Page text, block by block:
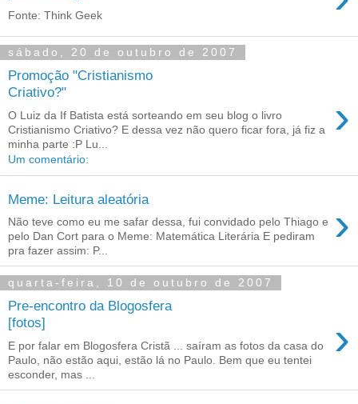
Fonte: Think Geek
sábado, 20 de outubro de 2007
Promoção "Cristianismo
Criativo?"
›
O Luiz da If Batista está sorteando em seu blog o livro
Cristianismo Criativo? E dessa vez não quero ficar fora, já fiz a
minha parte :P Lu...
Um comentário:
Meme: Leitura aleatória ›
Não teve como eu me safar dessa, fui convidado pelo Thiago e
pelo Dan Cort para o Meme: Matemática Literária E pediram
pra fazer assim: P...
quarta-feira, 10 de outubro de 2007
Pre-encontro da Blogosfera
[fotos]
›
E por falar em Blogosfera Cristã ... saíram as fotos da casa do
Paulo, não estão aqui, estão lá no Paulo. Bem que eu tentei
esconder, mas ...